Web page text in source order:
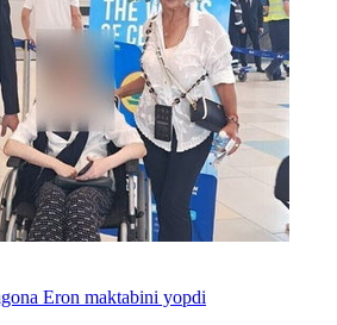
Eron maktabini yopdi